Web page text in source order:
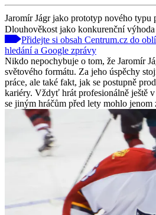
Jaromír Jágr jako prototyp nového typu
Dlouhověkost jako konkurenční
Přidejte si obsah Centrum.cz do
hledání a Google zprávy
Nikdo nepochybuje o tom, že Jaromír
světového formátu. Za jeho úspěchy
práce, ale také fakt, jak se postupně
kariéry. Vždyť hrát profesionálně ještě
se jiným hráčům před lety mohlo jenom